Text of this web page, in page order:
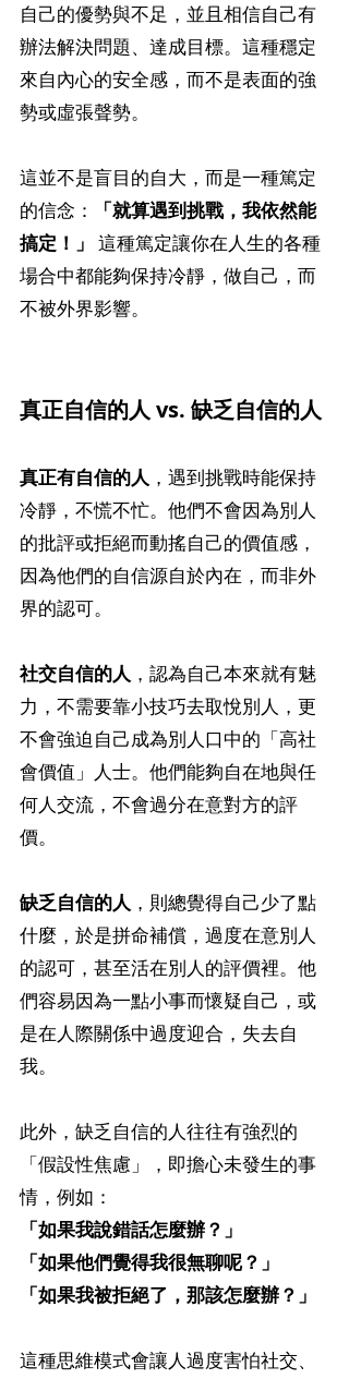
自己的優勢與不足，並且相信自己有
辦法解決問題、達成目標。這種穩定
來自內心的安全感，而不是表面的強
勢或虛張聲勢。
這並不是盲目的自大，而是一種篤定
的信念：
「就算遇到挑戰，我依然能
搞定！」 這種篤定讓你在人生的各種
場合中都能夠保持冷靜，做自己，而
不被外界影響。
真正自信的人 vs. 缺乏自信的人
真正有自信的人 ，遇到挑戰時能保持
冷靜，不慌不忙。他們不會因為別人
的批評或拒絕而動搖自己的價值感，
因為他們的自信源自於內在，而非外
界的認可。
社交自信的人 ，認為自己本來就有魅
力，不需要靠小技巧去取悅別人，更
不會強迫自己成為別人口中的「高社
會價值」人士。他們能夠自在地與任
何人交流，不會過分在意對方的評
價。
缺乏自信的人 ，則總覺得自己少了點
什麼，於是拼命補償，過度在意別人
的認可，甚至活在別人的評價裡。他
們容易因為一點小事而懷疑自己，或
是在人際關係中過度迎合，失去自
我。
此外，缺乏自信的人往往有強烈的
「假設性焦慮」，即擔心未發生的事
情，例如：
「如果我說錯話怎麼辦？」
「如果他們覺得我很無聊呢？」
「如果我被拒絕了，那該怎麼辦？」
這種思維模式會讓人過度害怕社交、